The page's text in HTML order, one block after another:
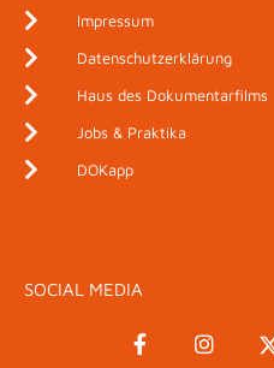
Impressum
Datenschutzerklärung
Haus des Dokumentarfilms
Jobs & Praktika
DOKapp
SOCIAL MEDIA